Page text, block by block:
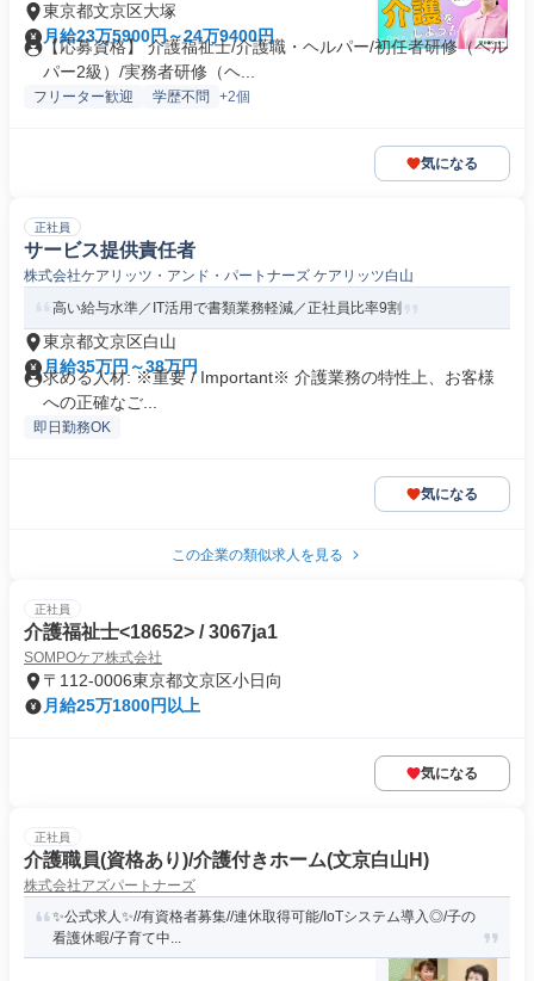
東京都文京区大塚
月給23万5900円～24万9400円
【応募資格】 介護福祉士/介護職・ヘルパー/初任者研修（ヘル
パー2級）/実務者研修（ヘ...
フリーター歓迎 学歴不問 +2個
気になる
正社員
サービス提供責任者
株式会社ケアリッツ・アンド・パートナーズ ケアリッツ白山
高い給与水準／IT活用で書類業務軽減／正社員比率9割
東京都文京区白山
月給35万円～38万円
求める人材: ※重要 / Important※ 介護業務の特性上、お客様
への正確なご...
即日勤務OK
気になる
この企業の類似求人を見る
正社員
介護福祉士<18652> / 3067ja1
SOMPOケア株式会社
〒112-0006東京都文京区小日向
月給25万1800円以上
気になる
正社員
介護職員(資格あり)/介護付きホーム(文京白山H)
株式会社アズパートナーズ
✨公式求人✨//有資格者募集//連休取得可能/IoTシステム導入◎/子の
看護休暇/子育て中...